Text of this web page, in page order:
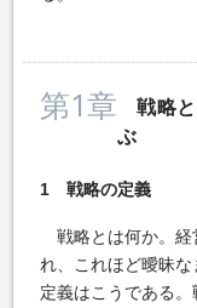
第1章 戦略と
ぶ
1 戦略の定義
戦略とは何か。経
れ、これほど曖昧
定義はこうである